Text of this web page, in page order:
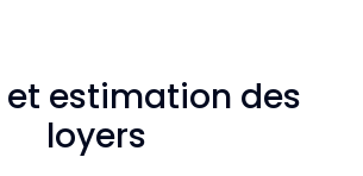
estimation des
loyers